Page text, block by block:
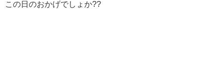
この日のおかげでしょか??